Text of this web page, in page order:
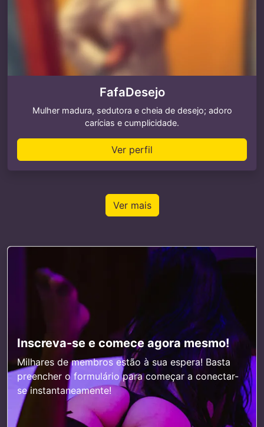
FafaDesejo
Mulher madura, sedutora e cheia de desejo; adoro
carícias e cumplicidade.
Ver perfil
Ver mais
Inscreva-se e comece agora mesmo!
Milhares de membros estão à sua espera! Basta
preencher o formulário para começar a conectar-
se instantaneamente!